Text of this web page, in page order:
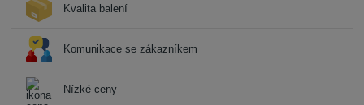
Kvalita balení
Komunikace se zákazníkem
Nízké ceny